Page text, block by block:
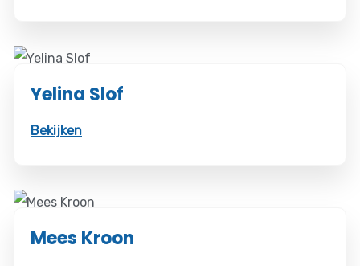
Yelina Slof
Bekijken
Mees Kroon